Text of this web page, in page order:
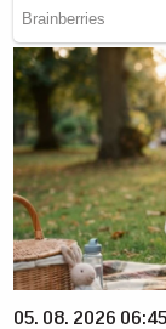
05. 08. 2026 06:45